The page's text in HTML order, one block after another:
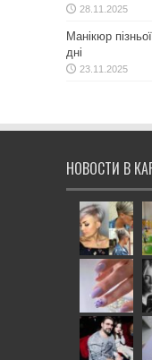
28.11.2025
Манікюр
дні
23.11.2025
НОВОСТИ В